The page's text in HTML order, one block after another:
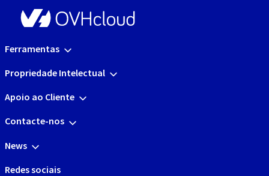
Ferramentas
Propriedade Intelectual
Apoio ao Cliente
Contacte-nos
News
Redes sociais